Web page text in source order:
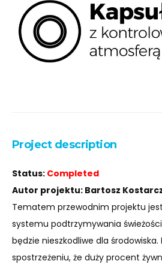
Project description
Status: Completed
Autor projektu: Bartosz
Tematem przewodnim projektu
systemu podtrzymywania
będzie nieszkodliwe dla środowiska.
spostrzeżeniu, że duży procent